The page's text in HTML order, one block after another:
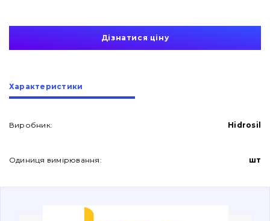
Про нас
Контакти
Вакансії
Дізнатися ціну
Характеристики
Виробник: Hidrosil
Одиниця вимірювання: шт